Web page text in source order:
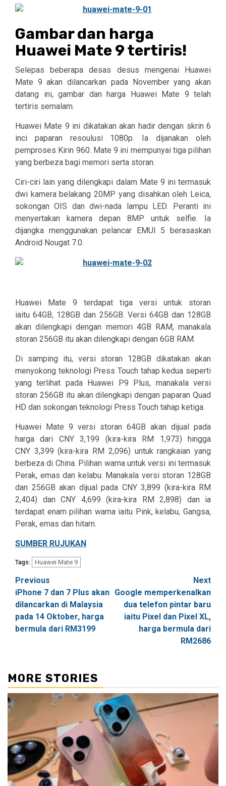
Gambar dan harga
Huawei Mate 9 tertiris!
Selepas beberapa desas desus mengenai Huawei
Mate 9 akan dilancarkan pada November yang akan
datang ini, gambar dan harga Huawei Mate 9 telah
tertiris semalam.
Huawei Mate 9 ini dikatakan akan hadir dengan skrin 6
inci paparan resoulusi 1080p. Ia dijanakan oleh
pemproses Kirin 960. Mate 9 ini mempunyai tiga pilihan
yang berbeza bagi memori serta storan.
Ciri-ciri lain yang dilengkapi dalam Mate 9 ini termasuk
dwi kamera belakang 20MP yang disahkan oleh Leica,
sokongan OIS dan dwi-nada lampu LED. Peranti ini
menyertakan kamera depan 8MP untuk selfie. Ia
dijangka menggunakan pelancar EMUI 5 berasaskan
Android Nougat 7.0.
Huawei Mate 9 terdapat tiga versi untuk storan
iaitu 64GB, 128GB dan 256GB. Versi 64GB dan 128GB
akan dilengkapi dengan memori 4GB RAM, manakala
storan 256GB itu akan dilengkapi dengan 6GB RAM.
Di samping itu, versi storan 128GB dikatakan akan
menyokong teknologi Press Touch tahap kedua seperti
yang terlihat pada Huawei P9 Plus, manakala versi
storan 256GB itu akan dilengkapi dengan paparan Quad
HD dan sokongan teknologi Press Touch tahap ketiga.
Huawei Mate 9 versi storan 64GB akan dijual pada
harga dari CNY 3,199 (kira-kira RM 1,973) hingga
CNY 3,399 (kira-kira RM 2,096) untuk rangkaian yang
berbeza di China. Pilihan warna untuk versi ini termasuk
Perak, emas dan kelabu. Manakala versi storan 128GB
dan 256GB akan dijual pada CNY 3,899 (kira-kira RM
2,404) dan CNY 4,699 (kira-kira RM 2,898) dan ia
terdapat enam pilihan warna iaitu Pink, kelabu, Gangsa,
Perak, emas dan hitam.
SUMBER RUJUKAN
Tags: Huawei Mate 9
Post
navigation
Previous
iPhone 7 dan 7 Plus akan
dilancarkan di Malaysia
pada 14 Oktober, harga
bermula dari RM3199
Next
Google memperkenalkan
dua telefon pintar baru
iaitu Pixel dan Pixel XL,
harga bermula dari
RM2686
MORE STORIES